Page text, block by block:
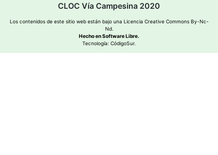
CLOC Vía Campesina 2020
Los contenidos de este sitio web están bajo una Licencia Creative Commons By-Nc-
Nd.
Hecho en Software Libre.
Tecnología: CódigoSur.